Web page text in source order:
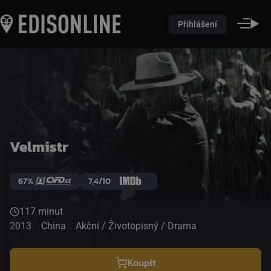
Přihlášení
Velmistr
67% 7,4/10
117 minut
2013
China Akční / Životopisný / Drama
Koupit